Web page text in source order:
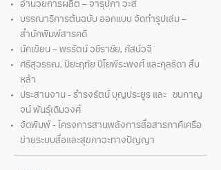
อำนวยการผลิต – จารุปภา วะสี
บรรณาธิการต้นฉบับ ออกแบบ จัดทำรูปเล่ม –
สำนักพิมพ์สารคดี
นักเขียน – พรรัตน์ วชิราชัย, ภัสน์วจี
ศรีสุวรรณ, ปิยะฤทัย ปิโยพีระพงศ์ และกุลธิดา สืบ
หล้า
ประสานงาน - ธำรงรัตน์ บุญประยูร และ ชนกาญ
จน์ พันธุ์เดิมวงศ์
จัดพิมพ์ - โครงการสานพลังการสื่อสารภาคีเครือ
ข่ายระบบสื่อและสุขภาวะทางปัญญา